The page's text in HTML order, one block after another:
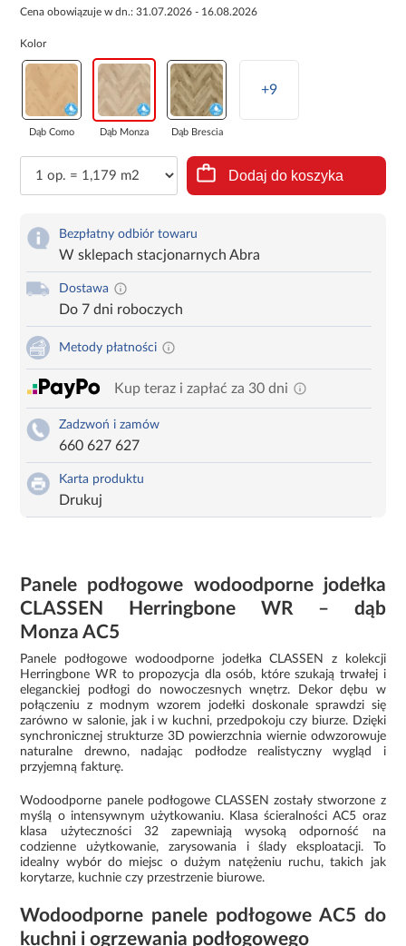
Cena obowiązuje w dn.: 31.07.2026 - 16.08.2026
Kolor
Dąb Como Dąb Monza Dąb Brescia
+9
Dodaj do koszyka
Bezpłatny odbiór towaru
W sklepach stacjonarnych Abra
Dostawa
Do 7 dni roboczych
Metody płatności
Kup teraz i zapłać za 30 dni
Zadzwoń i zamów
660 627 627
Karta produktu
Drukuj
Panele podłogowe wodoodporne jodełka
CLASSEN Herringbone WR – dąb
Monza AC5
Panele podłogowe wodoodporne jodełka CLASSEN z kolekcji
Herringbone WR to propozycja dla osób, które szukają trwałej i
eleganckiej podłogi do nowoczesnych wnętrz. Dekor dębu w
połączeniu z modnym wzorem jodełki doskonale sprawdzi się
zarówno w salonie, jak i w kuchni, przedpokoju czy biurze. Dzięki
synchronicznej strukturze 3D powierzchnia wiernie odwzorowuje
naturalne drewno, nadając podłodze realistyczny wygląd i
przyjemną fakturę.
Wodoodporne panele podłogowe CLASSEN zostały stworzone z
myślą o intensywnym użytkowaniu. Klasa ścieralności AC5 oraz
klasa użyteczności 32 zapewniają wysoką odporność na
codzienne użytkowanie, zarysowania i ślady eksploatacji. To
idealny wybór do miejsc o dużym natężeniu ruchu, takich jak
korytarze, kuchnie czy przestrzenie biurowe.
Wodoodporne panele podłogowe AC5 do
kuchni i ogrzewania podłogowego